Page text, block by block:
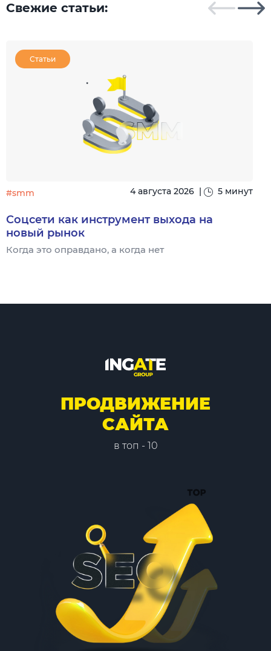
Свежие статьи:
Статьи
#smm 4 августа 2026 | 5 минут
Соцсети как инструмент выхода на
новый рынок
Когда это оправдано, а когда нет
ПРОДВИЖЕНИЕ
САЙТА
в топ - 10